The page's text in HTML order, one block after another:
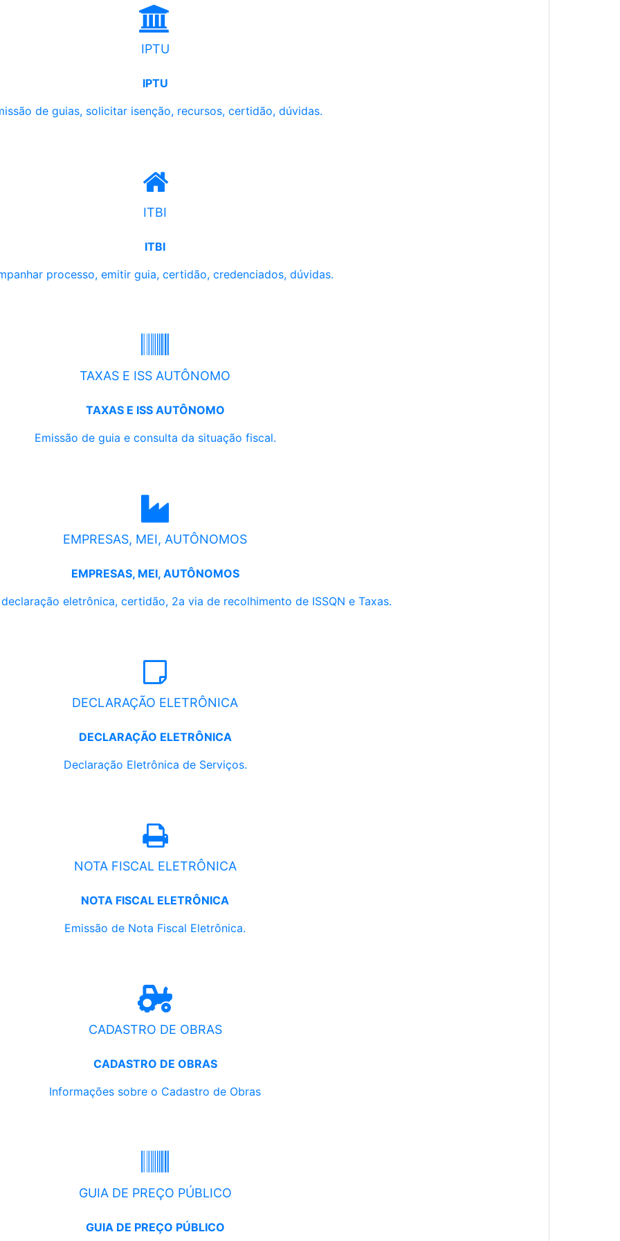
IPTU
IPTU
de guias, solicitar isenção, recursos, certidão, dúvidas.
ITBI
ITBI
processo, emitir guia, certidão, credenciados, dúvidas.
TAXAS E ISS AUTÔNOMO
TAXAS E ISS AUTÔNOMO
Emissão de guia e consulta da situação fiscal.
EMPRESAS, MEI, AUTÔNOMOS
EMPRESAS, MEI, AUTÔNOMOS
eletrônica, certidão, 2a via de recolhimento de ISSQN e Taxas.
DECLARAÇÃO ELETRÔNICA
DECLARAÇÃO ELETRÔNICA
Declaração Eletrônica de Serviços.
NOTA FISCAL ELETRÔNICA
NOTA FISCAL ELETRÔNICA
Emissão de Nota Fiscal Eletrônica.
CADASTRO DE OBRAS
CADASTRO DE OBRAS
Informações sobre o Cadastro de Obras
GUIA DE PREÇO PÚBLICO
GUIA DE PREÇO PÚBLICO